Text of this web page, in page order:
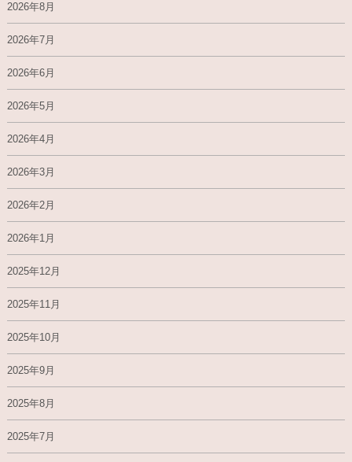
2026年8月
2026年7月
2026年6月
2026年5月
2026年4月
2026年3月
2026年2月
2026年1月
2025年12月
2025年11月
2025年10月
2025年9月
2025年8月
2025年7月